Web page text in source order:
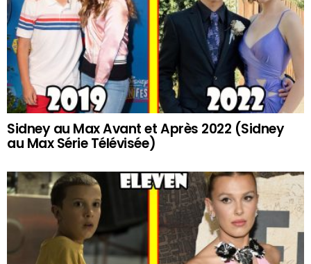
Sidney au Max Avant et Après 2022 (Sidney
au Max Série Télévisée)